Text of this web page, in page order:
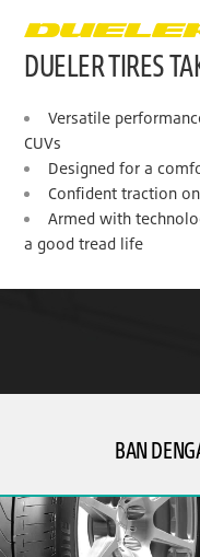
DUELER TIRES
Versatile
CUVs
Designed for a
Confident traction
Armed with
a good tread life
BAN